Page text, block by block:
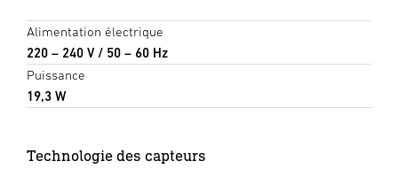
Alimentation électrique
220 – 240 V / 50 – 60 Hz
Puissance
19,3 W
Technologie des capteurs